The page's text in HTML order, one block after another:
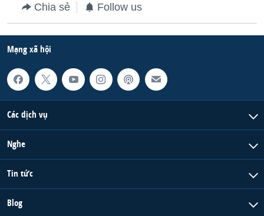
Chia sẻ Follow us
Mạng xã hội
Các dịch vụ
Nghe
Tin tức
Blog